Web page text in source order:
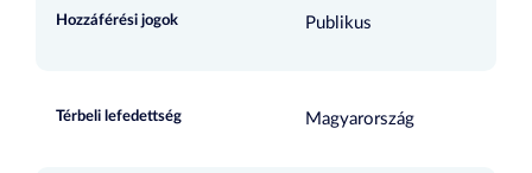
Hozzáférési jogok Publikus
Térbeli lefedettség Magyarország